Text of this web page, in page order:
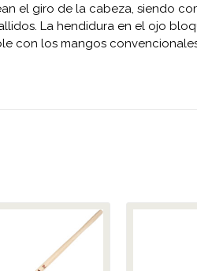
el giro de la cabeza, siendo
La hendidura en el ojo
con los mangos